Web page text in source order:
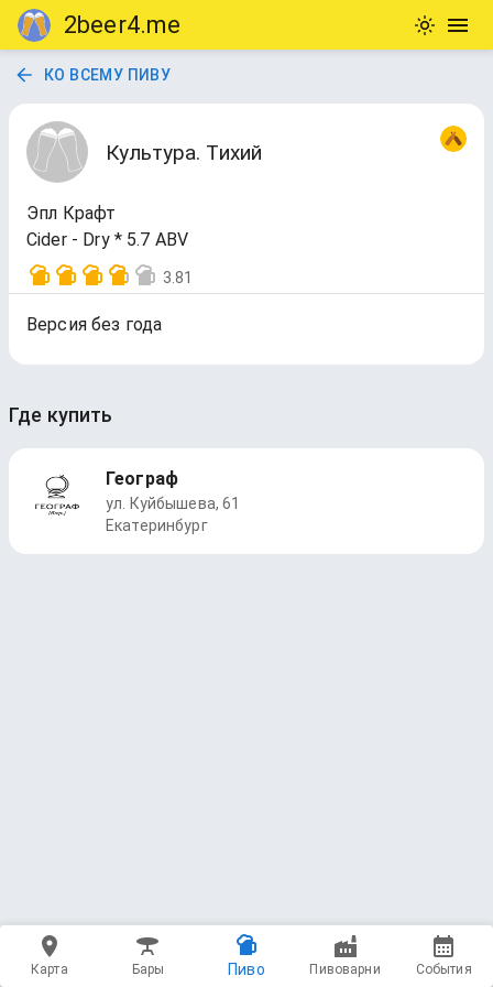
2beer4.me
КО ВСЕМУ ПИВУ
Культура. Тихий
Эпл Крафт
Cider - Dry * 5.7 ABV
3.81
Версия без года
Где купить
Географ
ул. Куйбышева, 61
Екатеринбург
Карта Бары Пиво Пивоварни События